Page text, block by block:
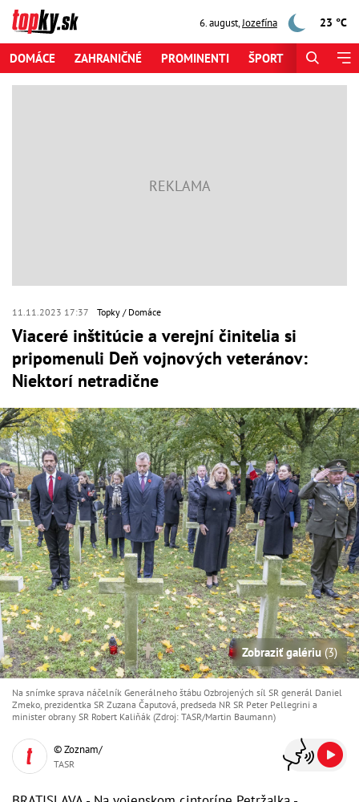
6. august,Jozefína 23 °C
DOMÁCE ZAHRANIČNÉ PROMINENTI ŠPORT
11.11.2023 17:37 Topky Domáce
Viaceré inštitúcie a verejní činitelia si
pripomenuli Deň vojnových veteránov:
Niektorí netradične
Zobraziť galériu (3)
Na snímke sprava náčelník Generálneho štábu Ozbrojených síl SR generál Daniel
Zmeko, prezidentka SR Zuzana Čaputová, predseda NR SR Peter Pellegrini a
minister obrany SR Robert Kaliňák (Zdroj: TASR/Martin Baumann)
© Zoznam/
TASR